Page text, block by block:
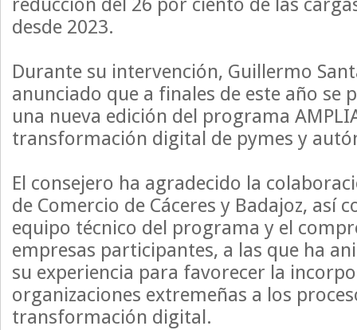
reducción del 26 por ciento de las
desde 2023.
Durante su intervención, Guillermo
anunciado que a finales de este año se
una nueva edición del programa
transformación digital de pymes y
El consejero ha agradecido la
de Comercio de Cáceres y Badajoz, así
equipo técnico del programa y el
empresas participantes, a las que ha
su experiencia para favorecer la
organizaciones extremeñas a los
transformación digital.